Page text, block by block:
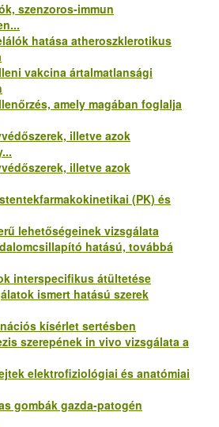
szenzoros-immun
hatása atheroszklerotikus
vakcina ártalmatlansági
amely magában foglalja
illetve azok
illetve azok
(PK) és
lehetőségeinek vizsgálata
hatású, továbbá
interspecifikus átültetése
ismert hatású szerek
kísérlet sertésben
szerepének in vivo vizsgálata a
elektrofiziológiai és anatómiai
gombák gazda-patogén